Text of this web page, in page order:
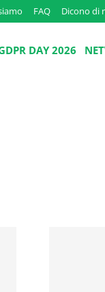
FAQ Dicono di
DAY 2026